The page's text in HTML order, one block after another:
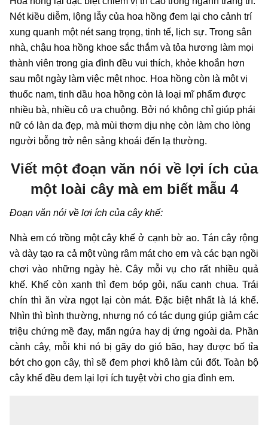
Nét kiều diễm, lộng lẫy của hoa hồng đem lại cho cảnh trí
xung quanh một nét sang trọng, tinh tế, lịch sự. Trong sân
nhà, chậu hoa hồng khoe sắc thắm và tỏa hương làm mọi
thành viên trong gia đình đều vui thích, khỏe khoắn hơn
sau một ngày làm việc mệt nhọc. Hoa hồng còn là một vị
thuốc nam, tinh dầu hoa hồng còn là loại mĩ phẩm được
nhiều bà, nhiều cô ưa chuộng. Bởi nó không chỉ giúp phái
nữ có làn da đẹp, mà mùi thơm dịu nhẹ còn làm cho lòng
người bỗng trở nên sảng khoái đến lạ thường.
Viết một đoạn văn nói về lợi ích của
một loài cây mà em biết mẫu 4
Đoạn văn nói về lợi ích của cây khế:
Nhà em có trồng một cây khế ở cạnh bờ ao. Tán cây rộng
và dày tạo ra cả một vùng râm mát cho em và các bạn ngồi
chơi vào những ngày hè. Cây mỗi vụ cho rất nhiều quả
khế. Khế còn xanh thì đem bóp gỏi, nấu canh chua. Trái
chín thì ăn vừa ngọt lại còn mát. Đặc biệt nhất là lá khế.
Nhìn thì bình thường, nhưng nó có tác dụng giúp giảm các
triệu chứng mề đay, mẩn ngứa hay dị ứng ngoài da. Phần
cành cây, mỗi khi nó bị gãy do gió bão, hay được bố tỉa
bớt cho gọn cây, thì sẽ đem phơi khô làm củi đốt. Toàn bộ
cây khế đều đem lại lợi ích tuyệt vời cho gia đình em.